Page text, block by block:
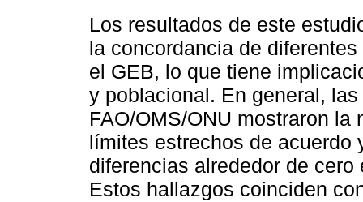
Los resultados de este
la concordancia de
el GEB, lo que tiene
y poblacional. En general,
FAO/OMS/ONU mostraron
límites estrechos de acuerdo
diferencias alrededor de
Estos hallazgos coinciden